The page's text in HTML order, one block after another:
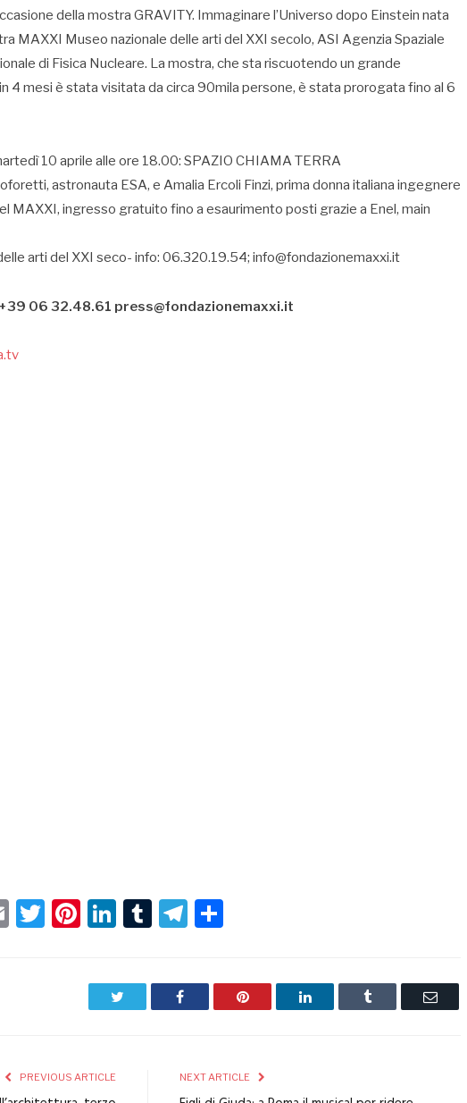
della mostra GRAVITY. Immaginare l’Universo dopo Einstein nata
MAXXI Museo nazionale delle arti del XXI secolo, ASI Agenzia Spaziale
di Fisica Nucleare. La mostra, che sta riscuotendo un grande
4 mesi è stata visitata da circa 90mila persone, è stata prorogata fino al 6
10 aprile alle ore 18.00: SPAZIO CHIAMA TERRA
astronauta ESA, e Amalia Ercoli Finzi, prima donna italiana ingegnere
MAXXI, ingresso gratuito fino a esaurimento posti grazie a Enel, main
arti del XXI seco- info: 06.320.19.54; info@fondazionemaxxi.it
+39 06 32.48.61 press@fondazionemaxxi.it
EmailTwitter
Pinterest
LinkedIn
TumblrTelegram
Facebook Pinterest LinkedIn Tumblr Email
PREVIOUS ARTICLE NEXT ARTICLE